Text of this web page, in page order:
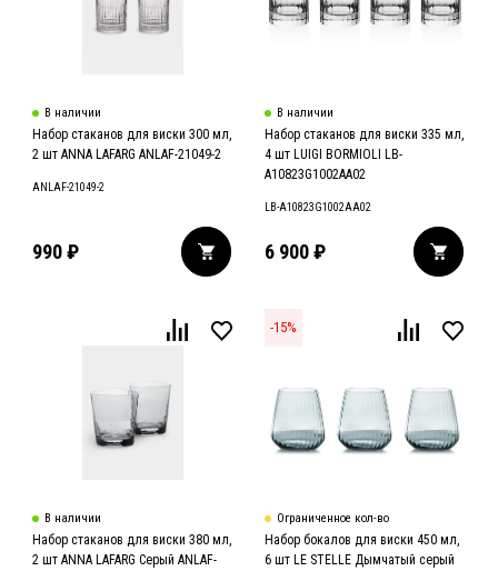
В наличии
Набор стаканов для виски 300 мл,
2 шт ANNA LAFARG ANLAF-21049-2
ANLAF-21049-2
990₽
В наличии
Набор стаканов для виски 335 мл,
4 шт LUIGI BORMIOLI LB-
А10823G1002AA02
LB-А10823G1002AA02
6 900 ₽
В наличии
Набор стаканов для виски 380 мл,
2 шт ANNA LAFARG Серый ANLAF-
-15%
Ограниченное кол-во
Набор бокалов для виски 450 мл,
6 шт LE STELLE Дымчатый серый